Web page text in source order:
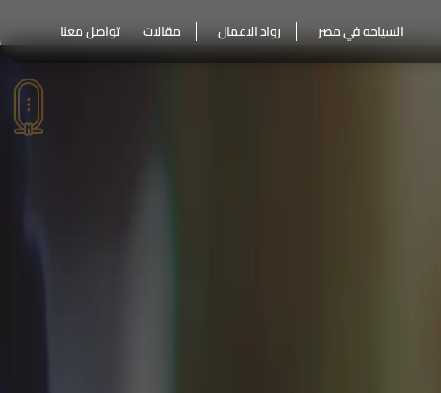
السياحه في مصر رواد الاعمال مقالات تواصل معنا